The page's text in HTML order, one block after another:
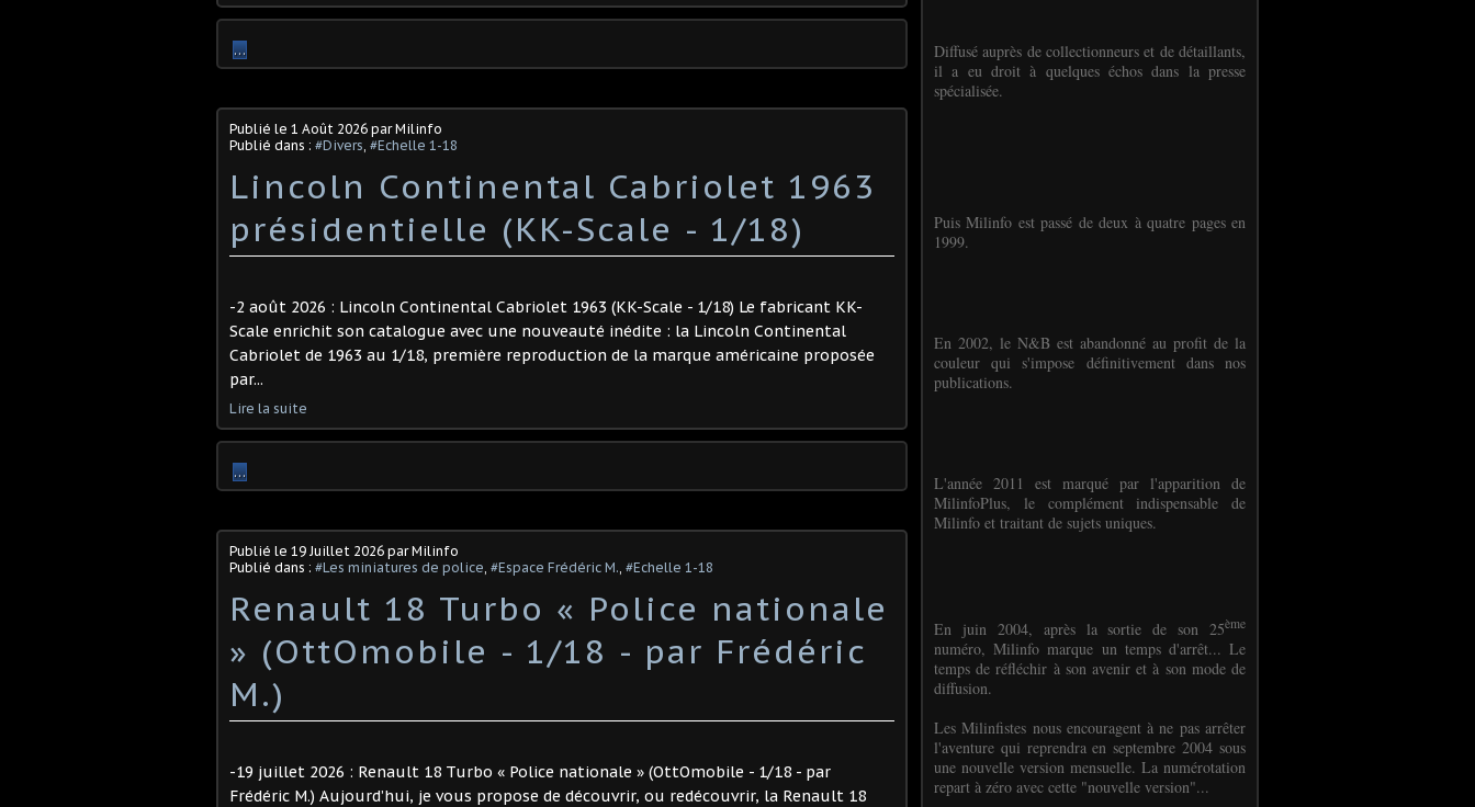
…
Publié le 1 Août 2026 par Milinfo
Publié dans : #Divers, #Echelle 1-18
Lincoln Continental Cabriolet 1963
présidentielle (KK-Scale - 1/18)
-2 août 2026 : Lincoln Continental Cabriolet 1963 (KK-Scale - 1/18) Le fabricant KK-
Scale enrichit son catalogue avec une nouveauté inédite : la Lincoln Continental
Cabriolet de 1963 au 1/18, première reproduction de la marque américaine proposée
par...
Lire la suite
…
Publié le 19 Juillet 2026 par Milinfo
Publié dans : #Les miniatures de police, #Espace Frédéric M., #Echelle 1-18
Renault 18 Turbo « Police nationale
» (OttOmobile - 1/18 - par Frédéric
M.)
-19 juillet 2026 : Renault 18 Turbo « Police nationale » (OttOmobile - 1/18 - par
Frédéric M.) Aujourd’hui, je vous propose de découvrir, ou redécouvrir, la Renault 18
Diffusé auprès de collectionneurs et de détaillants,
il a eu droit à quelques échos dans la presse
spécialisée.
Puis Milinfo est passé de deux à quatre pages en
1999.
En 2002, le N&B est abandonné au profit de la
couleur qui s'impose définitivement dans nos
publications.
L'année 2011 est marqué par l'apparition de
MilinfoPlus, le complément indispensable de
Milinfo et traitant de sujets uniques.
En juin 2004, après la sortie de son 25ème
numéro, Milinfo marque un temps d'arrêt... Le
temps de réfléchir à son avenir et à son mode de
diffusion.
Les Milinfistes nous encouragent à ne pas arrêter
l'aventure qui reprendra en septembre 2004 sous
une nouvelle version mensuelle. La numérotation
repart à zéro avec cette "nouvelle version"...